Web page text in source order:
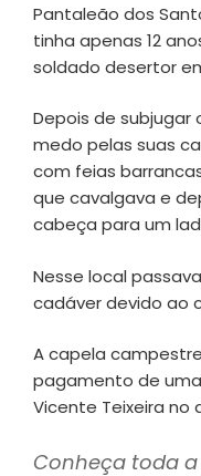
Pantaleão dos
tinha apenas 12
soldado desertor
Depois de subjugar
medo pelas suas
com feias
que cavalgava e
cabeça para um
Nesse local
cadáver devido ao
A capela
pagamento de
Vicente Teixeira no
Conheça toda